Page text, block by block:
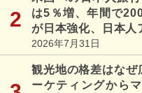
は5％増、年間で
が日本強化、日本人
2026年7月31日
観光地の格差はな
ーケティングから